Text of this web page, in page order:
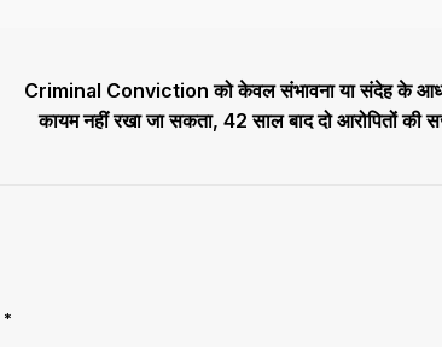
Criminal Conviction को केवल संभावना या संदेह के
कायम नहीं रखा जा सकता, 42 साल बाद दो आरोपितों की
*